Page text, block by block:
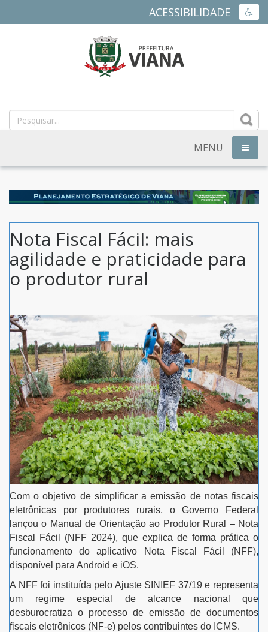
ACESSIBILIDADE
MUNICIPAL
DE
VIANA
ES
MENU
Nota Fiscal Fácil: mais
agilidade e praticidade para
o produtor rural
Com o objetivo de simplificar a emissão de notas fiscais
eletrônicas por produtores rurais, o Governo Federal
lançou o Manual de Orientação ao Produtor Rural – Nota
Fiscal Fácil (NFF 2024), que explica de forma prática o
funcionamento do aplicativo Nota Fiscal Fácil (NFF),
disponível para Android e iOS.
A NFF foi instituída pelo Ajuste SINIEF 37/19 e representa
um regime especial de alcance nacional que
desburocratiza o processo de emissão de documentos
fiscais eletrônicos (NF-e) pelos contribuintes do ICMS.